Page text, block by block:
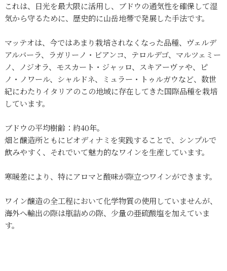
これは、日光を最大限に活用し、ブドウの通気性を確保して湿
気から守るために、歴史的に山岳地帯で発展した手法です。
マッテオは、今ではあまり栽培されなくなった品種、ヴェルデ
アルバーラ、ラガリーノ・ビアンコ、テロルデゴ、マルツェミー
ノ、ノジオラ、モスカート・ジャッロ、スキアーヴァや、ピ
ノ・ノワール、シャルドネ、ミュラー・トゥルガウなど、数世
紀にわたりイタリアのこの地域に存在してきた国際品種を栽培
しています。
ブドウの平均樹齢：約40年。
畑と醸造所ともにビオディナミを実践することで、シンプルで
飲みやすく、それでいて魅力的なワインを生産しています。
寒暖差により、特にアロマと酸味が際立つワインができます。
ワイン醸造の全工程において化学物質の使用していませんが、
海外へ輸出の際は瓶詰めの際、少量の亜硫酸塩を加えていま
す。